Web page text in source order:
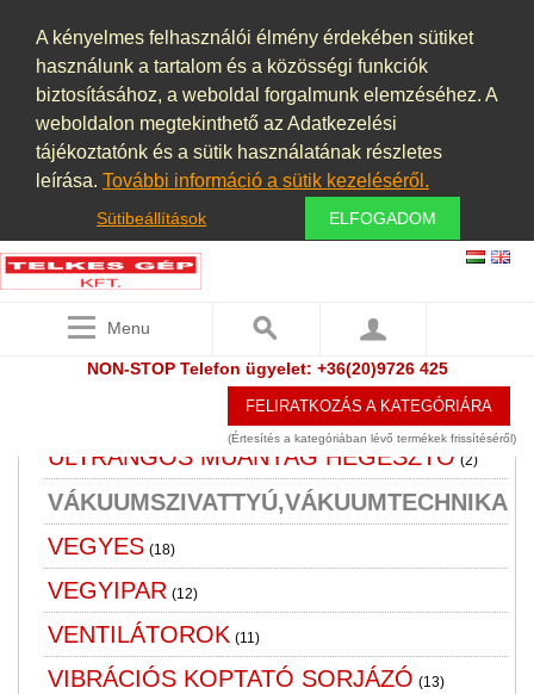
A kényelmes felhasználói élmény érdekében sütiket
használunk a tartalom és a közösségi funkciók
biztosításához, a weboldal forgalmunk elemzéséhez. A
weboldalon megtekinthető az Adatkezelési
tájékoztatónk és a sütik használatának részletes
leírása. További információ a sütik kezeléséről.
Sütibeállítások ELFOGADOM
Menu
NON-STOP Telefon ügyelet: +36(20)9726 425
FELIRATKOZÁS A KATEGÓRIÁRA
(Értesítés a kategóriában lévő termékek frissítéséről)
SZOFTVER
TARTÁLY, LÉGTARTÁLY VÁKUUM
TARTÁLY KONTÉNERKÚT (7)
TISZTÍTÁS (3)
TOLÓZÁR (3)
TRANSZFORMÁTOR,
EGYENIRÁNYÍTÓ, TÁPEGYSÉG,
FÁZISJAVÍTÓ
ULTRAHANGOS TISZTITÓ
ULTRANGOS MÜANYAG HEGESZTŐ (2)
VÁKUUMSZIVATTYÚ,VÁKUUMTECHNIKA
VEGYES (18)
VEGYIPAR (12)
VENTILÁTOROK (11)
VIBRÁCIÓS KOPTATÓ SORJÁZÓ (13)